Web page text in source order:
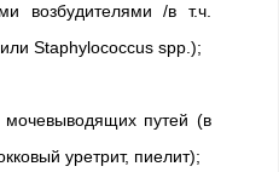
возбудителями /в т.ч.
Staphylococcus spp.);
путей (в
уретрит, пиелит);